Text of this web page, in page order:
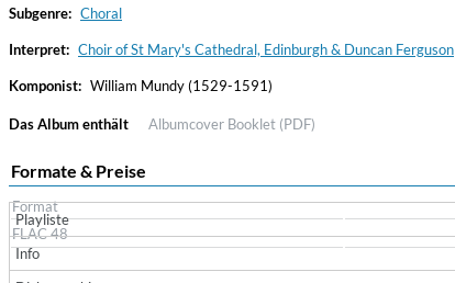
Convergence (Reference Edition)
Malia, Boris Blank
Subgenre: Choral
Interpret: Choir of St Mary's Cathedral, Edinburgh & Duncan Ferguson
Komponist: William Mundy (1529-1591)
Das Album enthält Albumcover Booklet (PDF)
Formate & Preise
Format
FLAC 48
Playliste
Info